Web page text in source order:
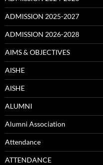
ADMISSION 2025-2027
ADMISSION 2026-2028
AIMS & OBJECTIVES
AISHE
AISHE
ALUMNI
Alumni Association
Attendance
ATTENDANCE